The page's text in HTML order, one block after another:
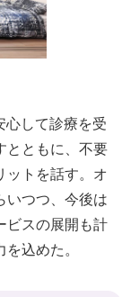
して診療を受
とともに、不要
ットを話す。オ
いつつ、今後は
ビスの展開も計
込めた。